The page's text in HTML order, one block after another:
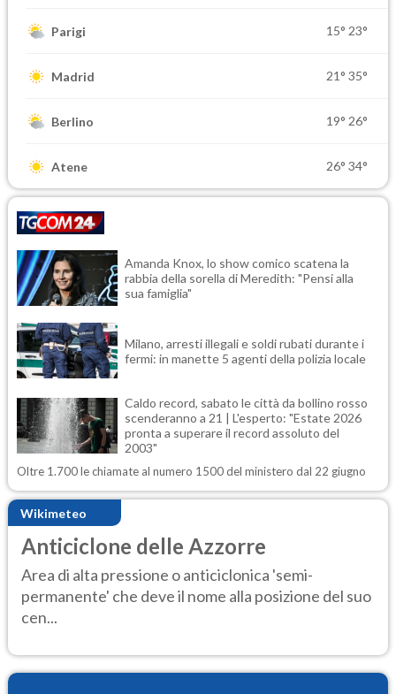
Parigi 15° 23°
Madrid 21° 35°
Berlino 19° 26°
Atene 26° 34°
Amanda Knox, lo show comico scatena la
rabbia della sorella di Meredith: "Pensi alla
sua famiglia"
Milano, arresti illegali e soldi rubati durante i
fermi: in manette 5 agenti della polizia locale
Caldo record, sabato le città da bollino rosso
scenderanno a 21 | L'esperto: "Estate 2026
pronta a superare il record assoluto del
2003"
Oltre 1.700 le chiamate al numero 1500 del ministero dal 22 giugno
Wikimeteo
Anticiclone delle Azzorre
Area di alta pressione o anticiclonica 'semi-
permanente' che deve il nome alla posizione del suo
cen...